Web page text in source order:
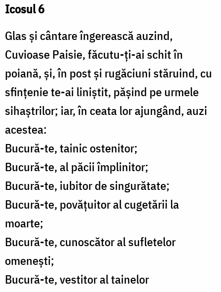
Icosul 6
Glas și cântare îngerească auzind,
Cuvioase Paisie, făcutu-ți-ai schit în
poiană, și, în post și rugăciuni stăruind, cu
sfințenie te-ai liniștit, pășind pe urmele
sihaștrilor; iar, în ceata lor ajungând, auzi
acestea:
Bucură-te, tainic ostenitor;
Bucură-te, al păcii împlinitor;
Bucură-te, iubitor de singurătate;
Bucură-te, povățuitor al cugetării la
moarte;
Bucură-te, cunoscător al sufletelor
omenești;
Bucură-te, vestitor al tainelor